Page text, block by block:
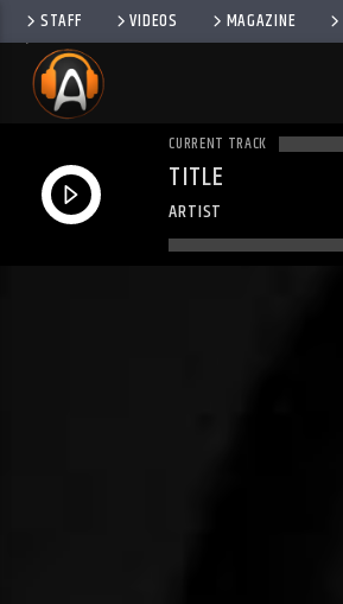
STAFF VIDEOS MAGAZINE
CURRENT TRACK
TITLE
ARTIST